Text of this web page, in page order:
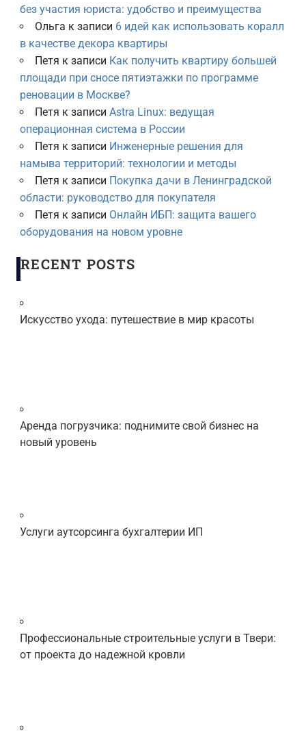
без участия юриста: удобство и преимущества
Ольга к записи 6 идей как использовать коралл
в качестве декора квартиры
Петя к записи Как получить квартиру большей
площади при сносе пятиэтажки по программе
реновации в Москве?
Петя к записи Astra Linux: ведущая
операционная система в России
Петя к записи Инженерные решения для
намыва территорий: технологии и методы
Петя к записи Покупка дачи в Ленинградской
области: руководство для покупателя
Петя к записи Онлайн ИБП: защита вашего
оборудования на новом уровне
RECENT POSTS
Искусство ухода: путешествие в мир красоты
Аренда погрузчика: поднимите свой бизнес на
новый уровень
Услуги аутсорсинга бухгалтерии ИП
Профессиональные строительные услуги в Твери:
от проекта до надежной кровли